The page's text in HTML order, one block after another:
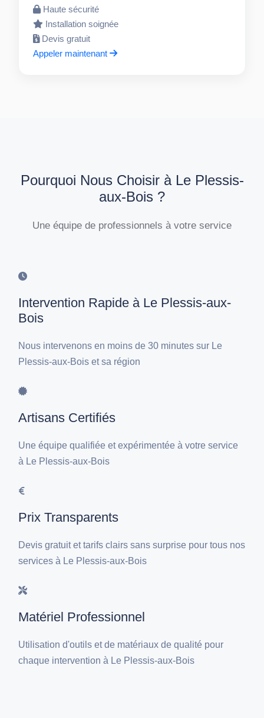
Haute sécurité
Installation soignée
Devis gratuit
Appeler maintenant
Pourquoi Nous Choisir à Le Plessis-
aux-Bois ?
Une équipe de professionnels à votre service
Intervention Rapide à Le Plessis-aux-
Bois
Nous intervenons en moins de 30 minutes sur Le
Plessis-aux-Bois et sa région
Artisans Certifiés
Une équipe qualifiée et expérimentée à votre service
à Le Plessis-aux-Bois
Prix Transparents
Devis gratuit et tarifs clairs sans surprise pour tous nos
services à Le Plessis-aux-Bois
Matériel Professionnel
Utilisation d'outils et de matériaux de qualité pour
chaque intervention à Le Plessis-aux-Bois